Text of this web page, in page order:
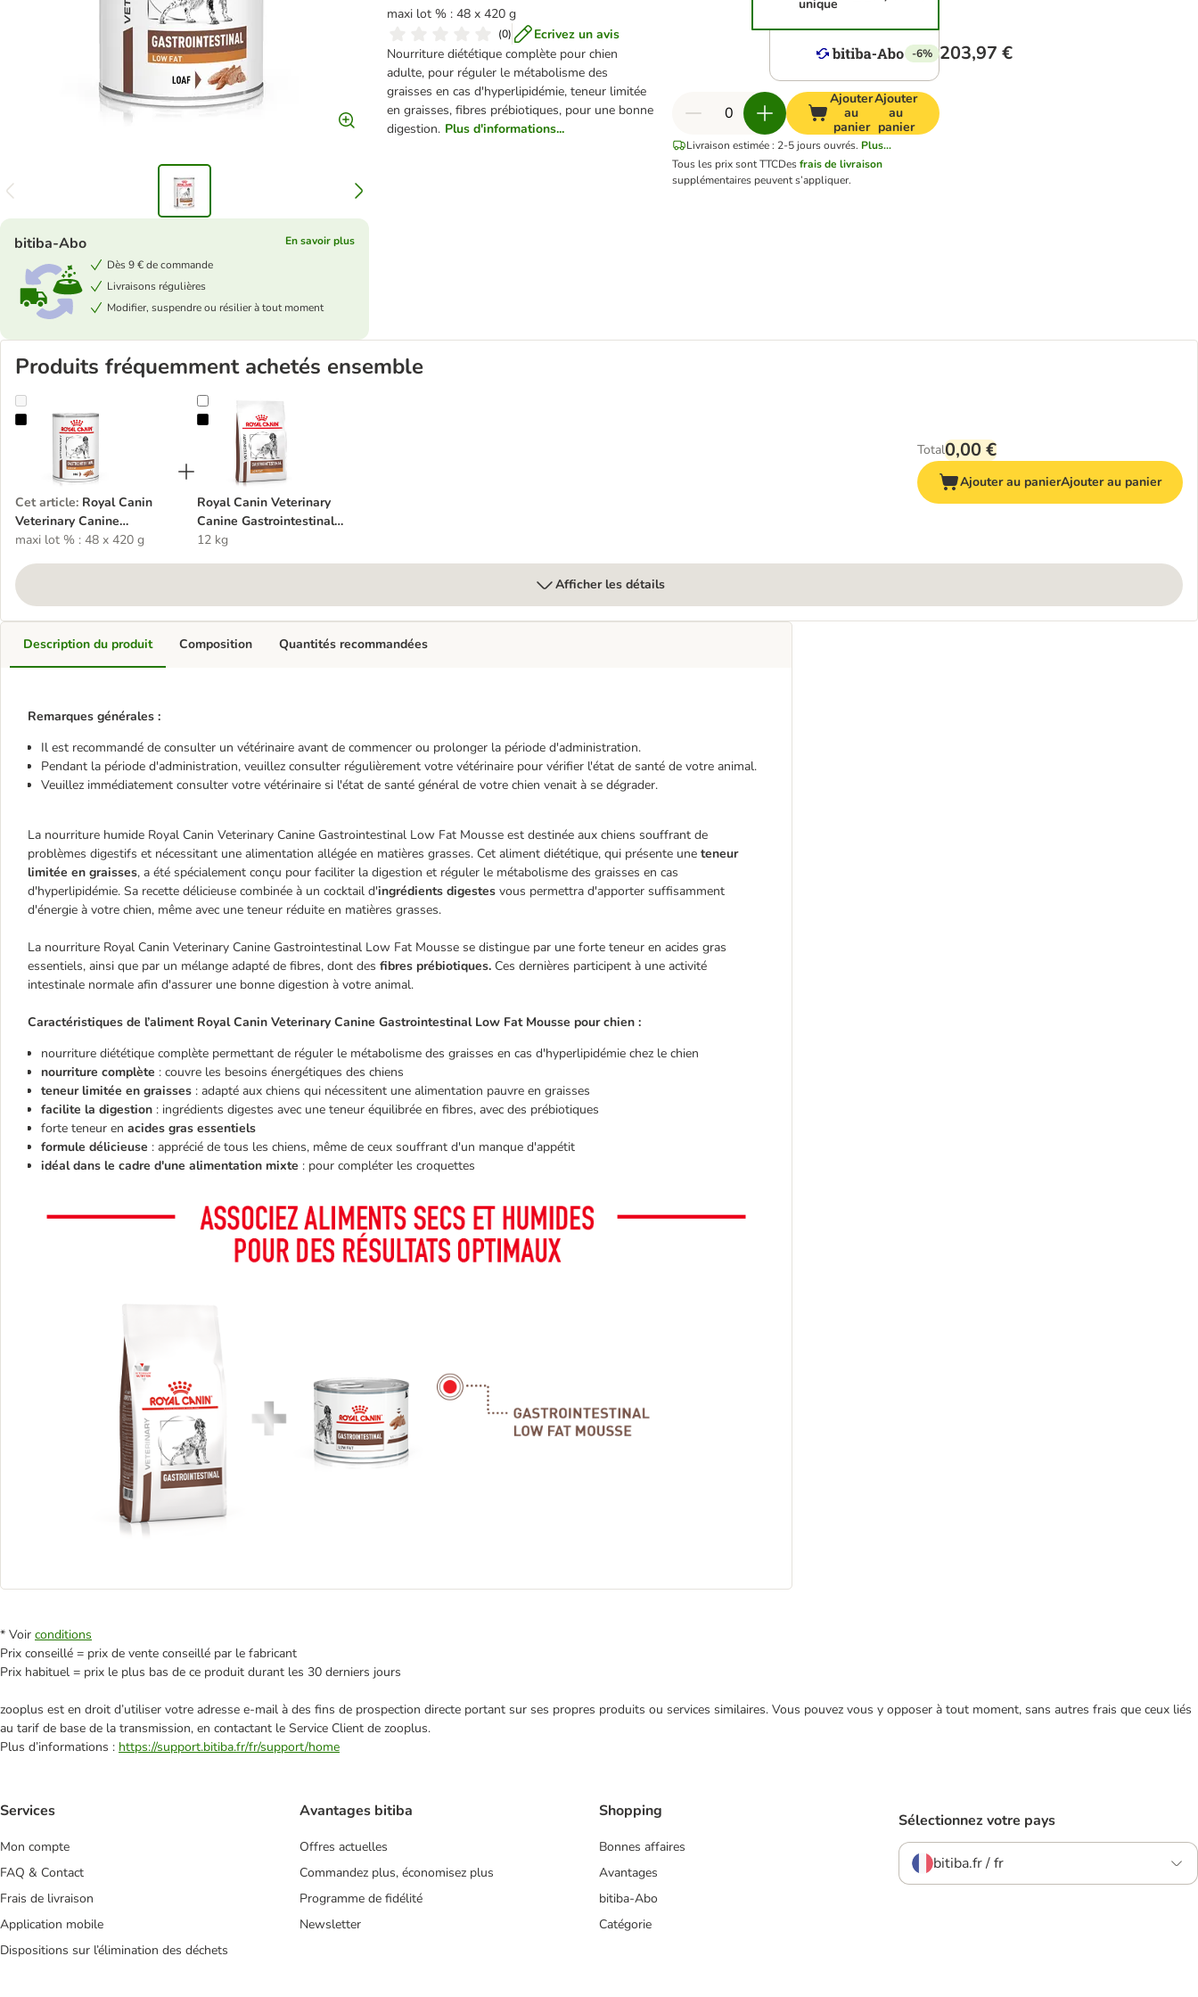
maxi lot % : 48 x 420 g
(0)
Ecrivez un avis
Nourriture diététique complète pour chien
adulte, pour réguler le métabolisme des
graisses en cas d'hyperlipidémie, teneur limitée
en graisses, fibres prébiotiques, pour une bonne
digestion. Plus d'informations...
bitiba-Abo
En savoir plus
Dès 9 € de commande
Livraisons régulières
Modifier, suspendre ou résilier à tout moment
unique
-6% 203,97 €
Ajouter
au
panier
Ajouter
au
panier
Livraison estimée : 2-5 jours ouvrés. Plus...
Tous les prix sont TTCDesfrais de livraison
supplémentaires peuvent s’appliquer.
Produits fréquemment achetés ensemble
Royal Canin Veterinary Canine Gastrointestinal Low Fat en mousse
Cet article: Royal Canin
Veterinary Canine
Gastrointestinal Low Fat
maxi lot % : 48 x 420 g
Royal Canin Veterinary Canine Gastrointestinal Low Fat
Royal Canin Veterinary
Canine Gastrointestinal
Low Fat
12 kg
Total0,00 €
Ajouter au panierAjouter au panier
Afficher les détails
Description du produit
Remarques générales :
Il est recommandé de consulter un vétérinaire avant de commencer ou prolonger la période d'administration.
Pendant la période d'administration, veuillez consulter régulièrement votre vétérinaire pour vérifier l'état de santé de votre animal.
Veuillez immédiatement consulter votre vétérinaire si l'état de santé général de votre chien venait à se dégrader.
La nourriture humide Royal Canin Veterinary Canine Gastrointestinal Low Fat Mousse est destinée aux chiens souffrant de
problèmes digestifs et nécessitant une alimentation allégée en matières grasses. Cet aliment diététique, qui présente une teneur
limitée en graisses, a été spécialement conçu pour faciliter la digestion et réguler le métabolisme des graisses en cas
d'hyperlipidémie. Sa recette délicieuse combinée à un cocktail d'ingrédients digestes vous permettra d'apporter suffisamment
d'énergie à votre chien, même avec une teneur réduite en matières grasses.
La nourriture Royal Canin Veterinary Canine Gastrointestinal Low Fat Mousse se distingue par une forte teneur en acides gras
essentiels, ainsi que par un mélange adapté de fibres, dont des fibres prébiotiques. Ces dernières participent à une activité
intestinale normale afin d'assurer une bonne digestion à votre animal.
Caractéristiques de l’aliment Royal Canin Veterinary Canine Gastrointestinal Low Fat Mousse pour chien :
nourriture diététique complète permettant de réguler le métabolisme des graisses en cas d'hyperlipidémie chez le chien
nourriture complète : couvre les besoins énergétiques des chiens
teneur limitée en graisses : adapté aux chiens qui nécessitent une alimentation pauvre en graisses
facilite la digestion : ingrédients digestes avec une teneur équilibrée en fibres, avec des prébiotiques
forte teneur en acides gras essentiels
formule délicieuse : apprécié de tous les chiens, même de ceux souffrant d'un manque d'appétit
idéal dans le cadre d'une alimentation mixte : pour compléter les croquettes
Composition Quantités recommandées
* Voir conditions
Prix conseillé = prix de vente conseillé par le fabricant
Prix habituel = prix le plus bas de ce produit durant les 30 derniers jours
zooplus est en droit d’utiliser votre adresse e‑mail à des fins de prospection directe portant sur ses propres produits ou services similaires. Vous pouvez vous y opposer à tout moment, sans autres frais que ceux liés
au tarif de base de la transmission, en contactant le Service Client de zooplus.
Plus d’informations : https://support.bitiba.fr/fr/support/home
Services
Mon compte
FAQ & Contact
Frais de livraison
Application mobile
Dispositions sur l’élimination des déchets
Avantages bitiba
Offres actuelles
Commandez plus, économisez plus
Programme de fidélité
Newsletter
Shopping
Bonnes affaires
Avantages
bitiba-Abo
Catégorie
Sélectionnez votre pays
bitiba.fr / fr